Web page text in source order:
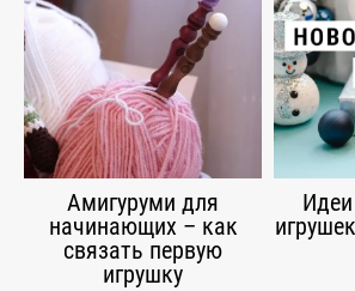
Амигуруми для
начинающих – как
связать первую
игрушку